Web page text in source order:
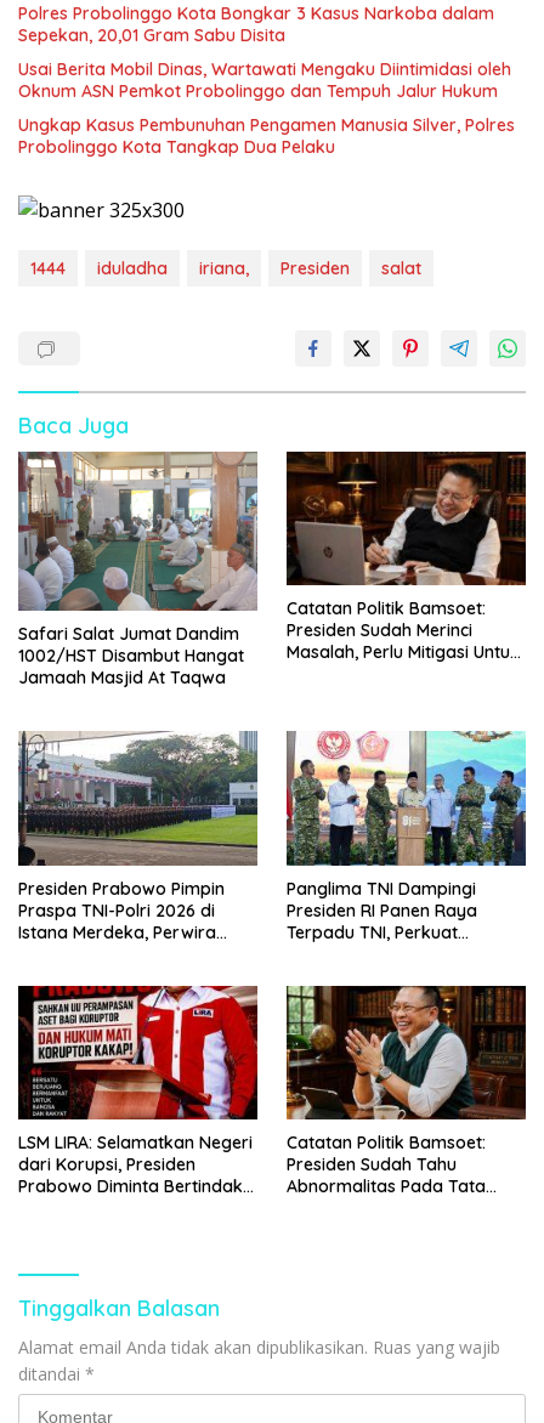
Polres Probolinggo Kota Bongkar 3 Kasus Narkoba dalam
Sepekan, 20,01 Gram Sabu Disita
Usai Berita Mobil Dinas, Wartawati Mengaku Diintimidasi oleh
Oknum ASN Pemkot Probolinggo dan Tempuh Jalur Hukum
Ungkap Kasus Pembunuhan Pengamen Manusia Silver, Polres
Probolinggo Kota Tangkap Dua Pelaku
1444 iduladha iriana, Presiden salat
Baca Juga
Safari Salat Jumat Dandim
1002/HST Disambut Hangat
Jamaah Masjid At Taqwa
Catatan Politik Bamsoet:
Presiden Sudah Merinci
Masalah, Perlu Mitigasi Untuk
Presiden Prabowo Pimpin
Praspa TNI-Polri 2026 di
Istana Merdeka, Perwira
Panglima TNI Dampingi
Presiden RI Panen Raya
Terpadu TNI, Perkuat
LSM LIRA: Selamatkan Negeri
dari Korupsi, Presiden
Prabowo Diminta Bertindak
Catatan Politik Bamsoet:
Presiden Sudah Tahu
Abnormalitas Pada Tata
Tinggalkan Balasan
Alamat email Anda tidak akan dipublikasikan. Ruas yang wajib
ditandai *